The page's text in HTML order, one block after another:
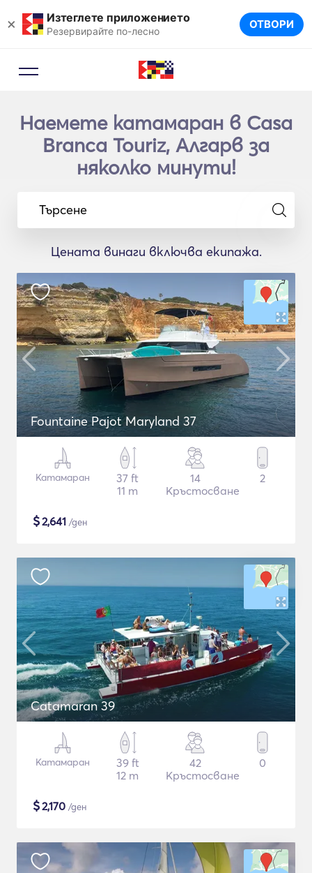
× Изтеглете приложението
Резервирайте по-лесно ОТВОРИ
Наемете катамаран в Casa
Branca Touriz, Алгарв за
няколко минути!
Търсене
Цената винаги включва екипажа.
Fountaine Pajot Maryland 37
Катамаран
37 ft
11 m
14
Кръстосване
2
$2,641 /ден
Catamaran 39
Катамаран
39 ft
12 m
42
Кръстосване
0
$2,170 /ден